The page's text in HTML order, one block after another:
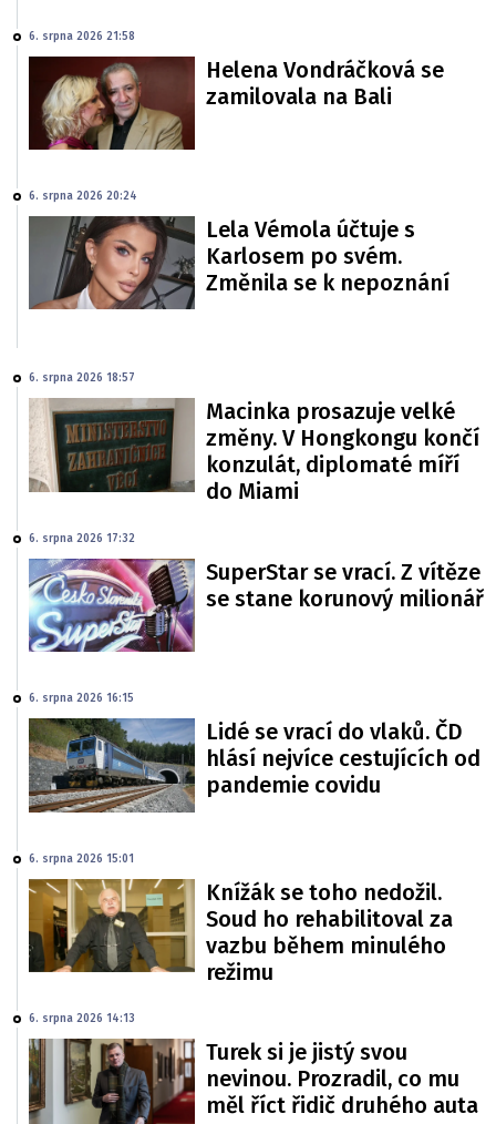
6. srpna 2026 21:58
Helena Vondráčková se
zamilovala na Bali
6. srpna 2026 20:24
Lela Vémola účtuje s
Karlosem po svém.
Změnila se k nepoznání
6. srpna 2026 18:57
Macinka prosazuje velké
změny. V Hongkongu končí
konzulát, diplomaté míří
do Miami
6. srpna 2026 17:32
SuperStar se vrací. Z vítěze
se stane korunový milionář
6. srpna 2026 16:15
Lidé se vrací do vlaků. ČD
hlásí nejvíce cestujících od
pandemie covidu
6. srpna 2026 15:01
Knížák se toho nedožil.
Soud ho rehabilitoval za
vazbu během minulého
režimu
6. srpna 2026 14:13
Turek si je jistý svou
nevinou. Prozradil, co mu
měl říct řidič druhého auta